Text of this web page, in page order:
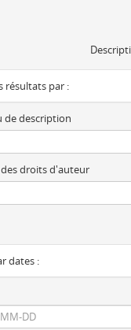
résultats par :
de description
droits d'auteur
dates :